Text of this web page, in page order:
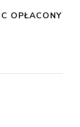
OPŁACONY